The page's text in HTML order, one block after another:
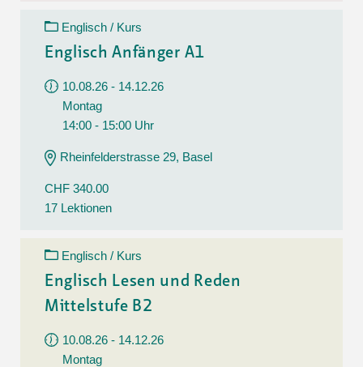
Englisch / Kurs
Englisch Anfänger A1
10.08.26 - 14.12.26
Montag
14:00 - 15:00 Uhr
Rheinfelderstrasse 29, Basel
CHF 340.00
17 Lektionen
Englisch / Kurs
Englisch Lesen und Reden
Mittelstufe B2
10.08.26 - 14.12.26
Montag